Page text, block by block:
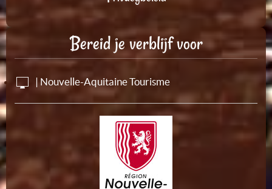
Bereid je verblijf voor
| Nouvelle-Aquitaine Tourisme